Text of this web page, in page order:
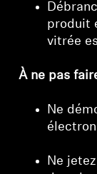
produit
vitrée
À ne pas
Ne
Ne